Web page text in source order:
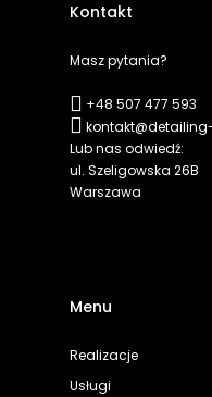
Kontakt
Masz pytania?
+48 507 477 593
Lub nas odwiedź:
ul. Szeligowska 26B
Warszawa
Menu
Realizacje
Usługi